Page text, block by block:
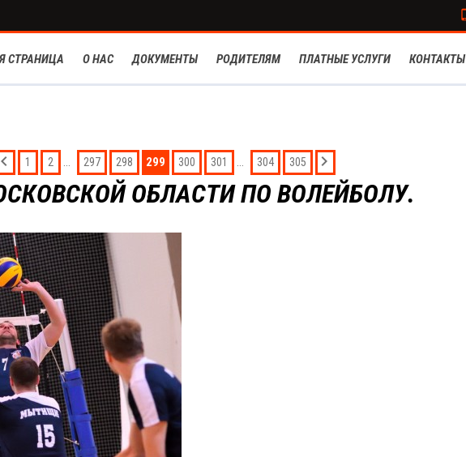
СТРАНИЦА О НАС ДОКУМЕНТЫ РОДИТЕЛЯМ ПЛАТНЫЕ УСЛУГИ КОНТАКТЫ
1 2 297 298 299 300 301 304 305
ОБЛАСТИ ПО ВОЛЕЙБОЛУ.